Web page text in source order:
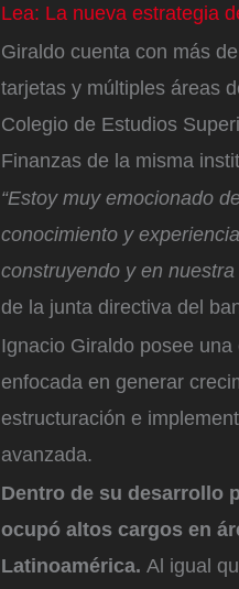
Lea: La nueva estrategia
Giraldo cuenta con más
tarjetas y múltiples áreas
Colegio de Estudios
Finanzas de la misma
“Estoy muy emocionado
conocimiento y
construyendo y en
de la junta directiva del
Ignacio Giraldo posee
enfocada en generar
estructuración e
avanzada.
Dentro de su desarrollo
ocupó altos cargos en
Latinoamérica. Al igual